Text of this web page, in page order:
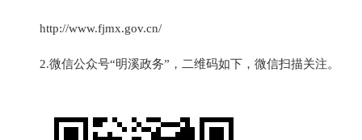
http://www.fjmx.gov.cn/
2.微信公众号“明溪政务”，二维码如下，微信扫描关注。